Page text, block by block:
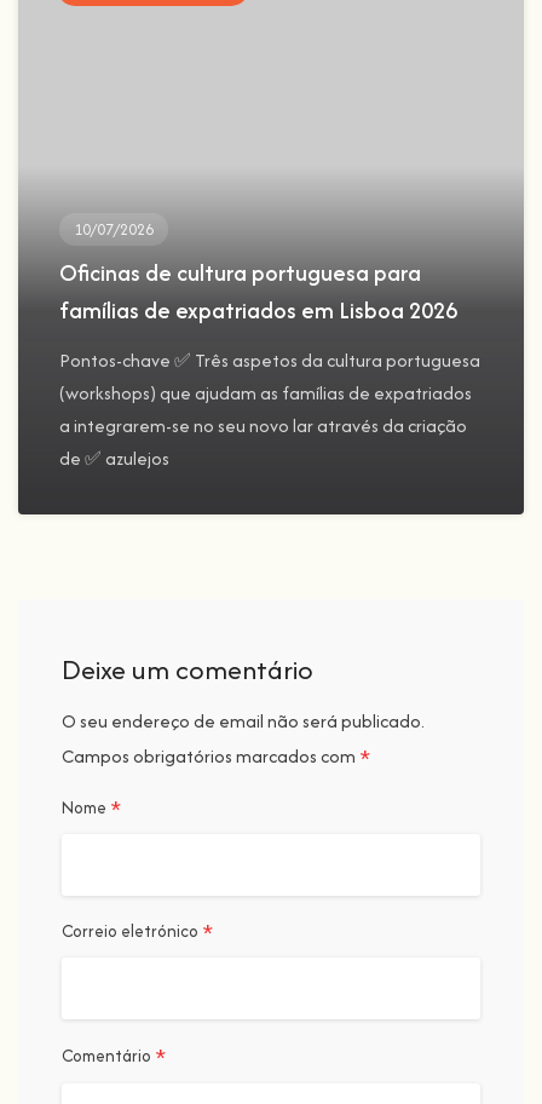
10/07/2026
Oficinas de cultura portuguesa para
famílias de expatriados em Lisboa 2026
Pontos-chave ✅ Três aspetos da cultura portuguesa
(workshops) que ajudam as famílias de expatriados
a integrarem-se no seu novo lar através da criação
de ✅ azulejos
Deixe um comentário
O seu endereço de email não será publicado.
Campos obrigatórios marcados com *
Nome *
Correio eletrónico *
Comentário *